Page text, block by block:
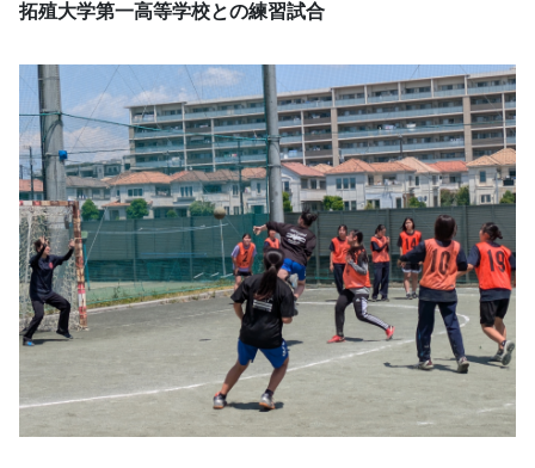
拓殖大学第一高等学校との練習試合